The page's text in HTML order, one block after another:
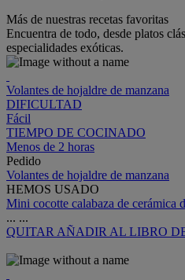
Más de nuestras recetas favoritas
Encuentra de todo, desde platos
especialidades exóticas.
Volantes de hojaldre de manzana
DIFICULTAD
Fácil
TIEMPO DE COCINADO
Menos de 2 horas
Pedido
Volantes de hojaldre de manzana
HEMOS USADO
Mini cocotte calabaza de cerámica
... ...
QUITAR AÑADIR AL LIBRO